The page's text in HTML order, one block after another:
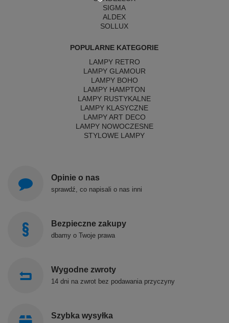
SIGMA
ALDEX
SOLLUX
POPULARNE KATEGORIE
LAMPY RETRO
LAMPY GLAMOUR
LAMPY BOHO
LAMPY HAMPTON
LAMPY RUSTYKALNE
LAMPY KLASYCZNE
LAMPY ART DECO
LAMPY NOWOCZESNE
STYLOWE LAMPY
Opinie o nas
sprawdź, co napisali o nas inni
Bezpieczne zakupy
dbamy o Twoje prawa
Wygodne zwroty
14 dni na zwrot bez podawania przyczyny
Szybka wysyłka